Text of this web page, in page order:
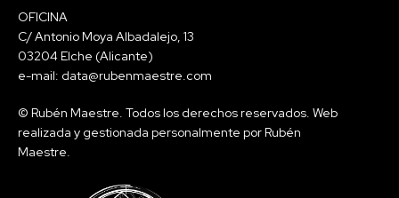
OFICINA
C/ Antonio Moya Albadalejo, 13
03204 Elche (Alicante)
e-mail: data@rubenmaestre.com
© Rubén Maestre. Todos los derechos reservados. Web
realizada y gestionada personalmente por Rubén
Maestre.